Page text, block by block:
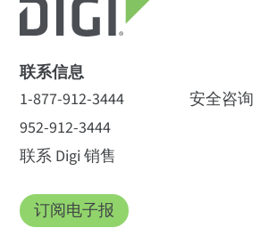
联系信息
1-877-912-3444
952-912-3444
联系 Digi 销售
安全咨询
订阅电子报